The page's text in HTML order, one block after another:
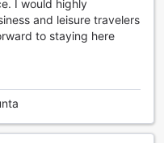
Jotka Tehostavat
laajan valikoiman
vaivattoman
mukaan lukien
arvotavarasi
I would highly
and leisure travelers
to staying here